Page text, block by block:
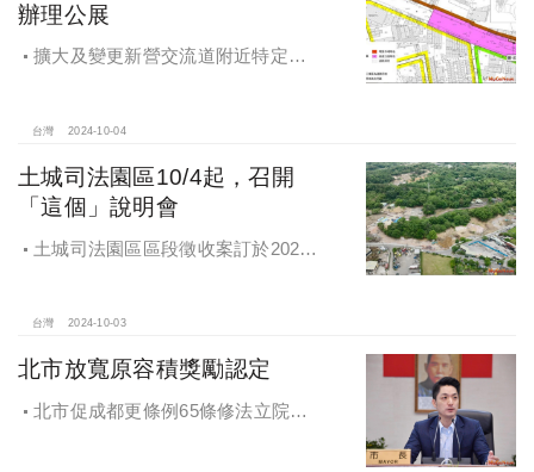
辦理公展
擴大及變更新營交流道附近特定區
台灣 2024-10-04
土城司法園區10/4起，召開
「這個」說明會
土城司法園區區段徵收案訂於2024
台灣 2024-10-03
北市放寬原容積獎勵認定
北市促成都更條例65條修法立院初